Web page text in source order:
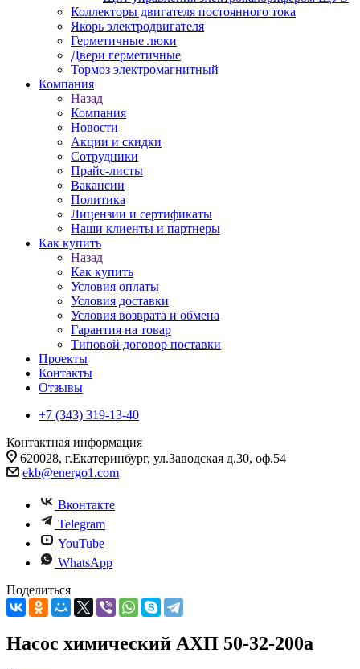
Коллекторы двигателя постоянного тока
Якорь электродвигателя
Герметичные люки
Двери герметичные
Тормоз электромагнитный
Компания
Назад
Компания
Новости
Акции и скидки
Сотрудники
Прайс-листы
Вакансии
Политика
Лицензии и сертификаты
Наши клиенты и партнеры
Как купить
Назад
Как купить
Условия оплаты
Условия доставки
Условия возврата и обмена
Гарантия на товар
Типовой договор поставки
Проекты
Контакты
Отзывы
+7 (343) 319-13-40
Контактная информация
620028, г.Екатеринбург, ул.Заводская д.30, оф.54
ekb@energo1.com
Вконтакте
Telegram
YouTube
WhatsApp
Поделиться
Насос химический АХП 50-32-200а